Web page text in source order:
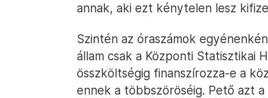
annak, aki ezt kénytelen lesz
Szintén az óraszámok
állam csak a Központi Statisztikai
összköltségig finanszírozza-e a
ennek a többszöröséig. Pető azt